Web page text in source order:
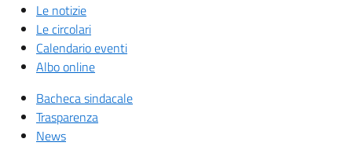
Le notizie
Le circolari
Calendario eventi
Albo online
Bacheca sindacale
Trasparenza
News